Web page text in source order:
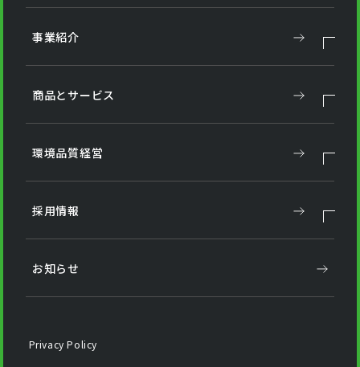
事業紹介
商品とサービス
環境品質経営
採用情報
お知らせ
Privacy Policy